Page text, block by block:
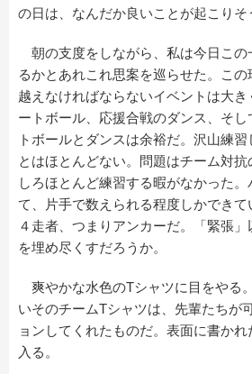
の日は、なんだか良いことが起こりそ
朝の支度をしながら、私は今日この
るかとあれこれ思案を巡らせた。この
越えなければならないイベントは大
ートボール、応援合戦のダンス、そ
トボールとダンスは余裕だ。沢山練
とはほとんどない。問題はチーム対
しろほとんど練習する暇がなかった
て、片手で数えられる程度しかでき
４走者、つまりアンカーだ。「緊張
を埋め尽くすだろうか。
爽やかな水色のTシャツに目をやる
いそのチームTシャツは、先輩たちが
ョンしてくれたものだ。表面に書か
入る。